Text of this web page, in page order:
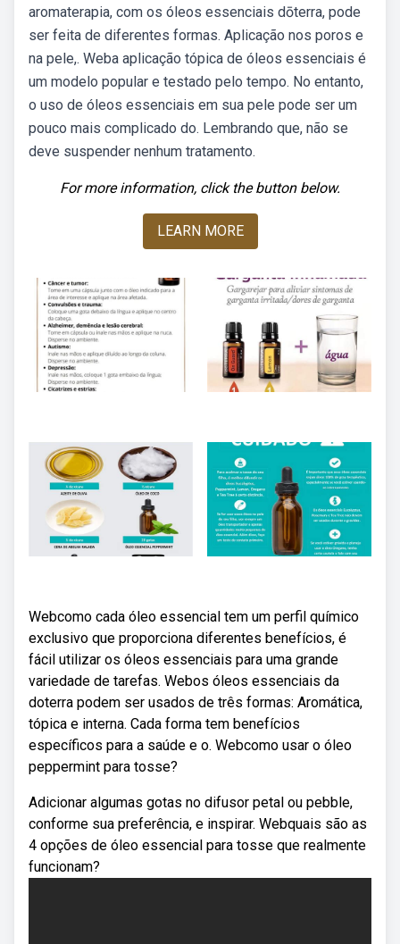
aromaterapia, com os óleos essenciais dōterra, pode
ser feita de diferentes formas. Aplicação nos poros e
na pele,. Weba aplicação tópica de óleos essenciais é
um modelo popular e testado pelo tempo. No entanto,
o uso de óleos essenciais em sua pele pode ser um
pouco mais complicado do. Lembrando que, não se
deve suspender nenhum tratamento.
For more information, click the button below.
LEARN MORE
Webcomo cada óleo essencial tem um perfil químico
exclusivo que proporciona diferentes benefícios, é
fácil utilizar os óleos essenciais para uma grande
variedade de tarefas. Webos óleos essenciais da
doterra podem ser usados de três formas: Aromática,
tópica e interna. Cada forma tem benefícios
específicos para a saúde e o. Webcomo usar o óleo
peppermint para tosse?
Adicionar algumas gotas no difusor petal ou pebble,
conforme sua preferência, e inspirar. Webquais são as
4 opções de óleo essencial para tosse que realmente
funcionam?